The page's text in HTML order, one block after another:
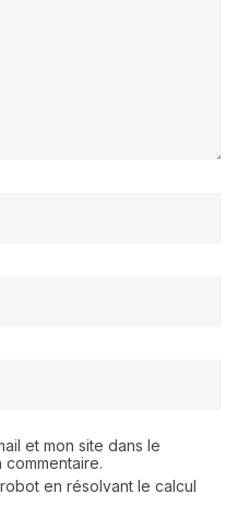
et mon site dans le
en résolvant le calcul